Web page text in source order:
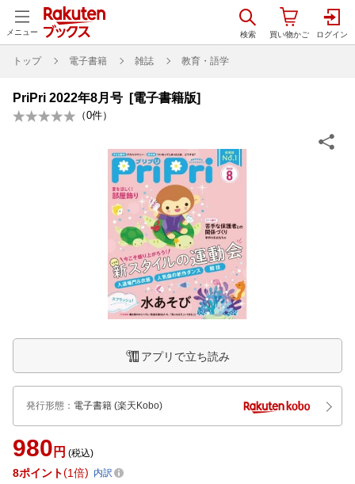
メニュー
トップ 電子書籍 雑誌 教育・語学
PriPri 2022年8月号 [電子書籍版]
（0件）
アプリで立ち読み
発行形態 ： 電子書籍 (楽天Kobo)
980 円 (税込)
8ポイント 1倍 内訳